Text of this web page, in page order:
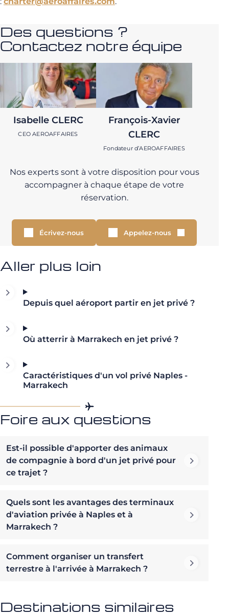
Des questions ?
Contactez notre équipe
Isabelle CLERC
CEO AEROAFFAIRES
François-Xavier
CLERC
Fondateur d’AEROAFFAIRES
Nos experts sont à votre disposition pour vous
accompagner à chaque étape de votre
réservation.
Écrivez-nous Appelez-nous
Aller plus loin
Depuis quel aéroport partir en jet privé ?
Où atterrir à Marrakech en jet privé ?
Caractéristiques d'un vol privé Naples -
Marrakech
Foire aux questions
Est-il possible d'apporter des animaux
de compagnie à bord d'un jet privé pour
ce trajet ?
Quels sont les avantages des terminaux
d'aviation privée à Naples et à
Marrakech ?
Comment organiser un transfert
terrestre à l'arrivée à Marrakech ?
Destinations similaires